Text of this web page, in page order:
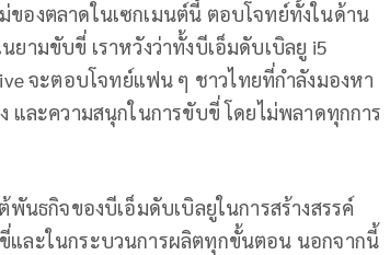
องตลาดในเซกเมนต์นี้ ตอบโจทย์ทั้งในด้าน
ามขับขี่ เราหวังว่าทั้งบีเอ็มดับเบิลยู i5
จะตอบโจทย์แฟน ๆ ชาวไทยที่กำลังมองหา
ละความสนุกในการขับขี่ โดยไม่พลาดทุกการ
นธกิจของบีเอ็มดับเบิลยูในการสร้างสรรค์
ละในกระบวนการผลิตทุกขั้นตอน นอกจากนี้